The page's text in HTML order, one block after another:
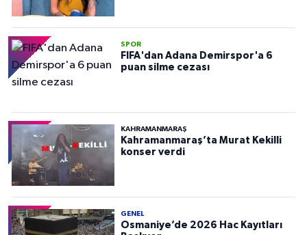
SPOR
FIFA'dan Adana Demirspor'a 6
puan silme cezası
KAHRAMANMARAŞ
Kahramanmaraş’ta Murat Kekilli
konser verdi
GENEL
Osmaniye’de 2026 Hac Kayıtları